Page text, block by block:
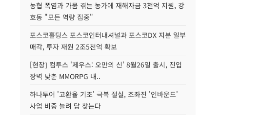
농협 폭염과 가뭄 겪는 농가에 재해자금 3천억 지원, 강
호동 "모든 역량 집중"
포스코홀딩스 포스코인터내셔널과 포스코DX 지분 일부
매각, 투자 재원 2조5천억 확보
[현장] 컴투스 '제우스: 오만의 신' 8월26일 출시, 진입
장벽 낮춘 MMORPG 내..
하나투어 '고환율 기조' 극복 절실, 조좌진 '인바운드'
사업 비중 늘려 답 찾는다